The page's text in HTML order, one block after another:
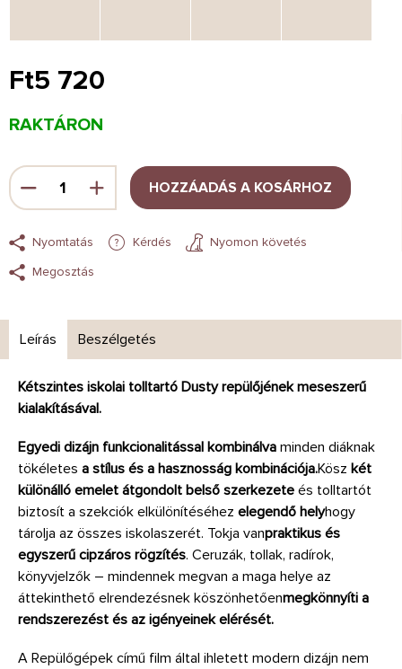
Ft5 720
Egységár:
RAKTÁRON
HOZZÁADÁS A KOSÁRHOZ
Nyomtatás Kérdés
Nyomon követés
Megosztás
Leírás Beszélgetés
Kétszintes iskolai tolltartó Dusty repülőjének meseszerű
kialakításával.
Egyedi dizájn funkcionalitással kombinálva minden diáknak
tökéletes a stílus és a hasznosság kombinációja.Kösz két
különálló emelet átgondolt belső szerkezete és tolltartót
biztosít a szekciók elkülönítéséhez elegendő helyhogy
tárolja az összes iskolaszerét. Tokja vanpraktikus és
egyszerű cipzáros rögzítés. Ceruzák, tollak, radírok,
könyvjelzők – mindennek megvan a maga helye az
áttekinthető elrendezésnek köszönhetőenmegkönnyíti a
rendszerezést és az igényeinek elérését.
A Repülőgépek című film által ihletett modern dizájn nem